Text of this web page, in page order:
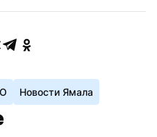
Новости Ямала